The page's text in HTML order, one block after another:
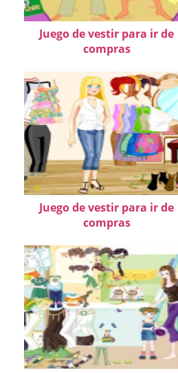
Juego de vestir para ir de
compras
Juego de vestir para ir de
compras